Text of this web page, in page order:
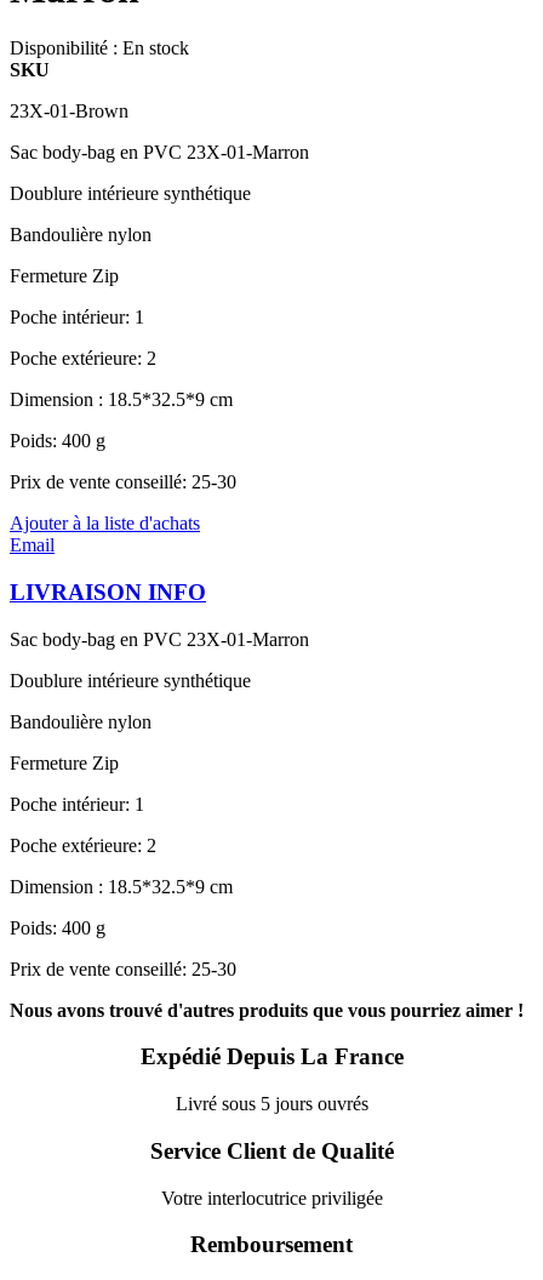
Disponibilité : En stock
SKU
23X-01-Brown
Sac body-bag en PVC 23X-01-Marron
Doublure intérieure synthétique
Bandoulière nylon
Fermeture Zip
Poche intérieur: 1
Poche extérieure: 2
Dimension : 18.5*32.5*9 cm
Poids: 400 g
Prix de vente conseillé: 25-30
Ajouter à la liste d'achats
Email
LIVRAISON INFO
Sac body-bag en PVC 23X-01-Marron
Doublure intérieure synthétique
Bandoulière nylon
Fermeture Zip
Poche intérieur: 1
Poche extérieure: 2
Dimension : 18.5*32.5*9 cm
Poids: 400 g
Prix de vente conseillé: 25-30
Nous avons trouvé d'autres produits que vous pourriez aimer !
Expédié Depuis La France
Livré sous 5 jours ouvrés
Service Client de Qualité
Votre interlocutrice priviligée
Remboursement